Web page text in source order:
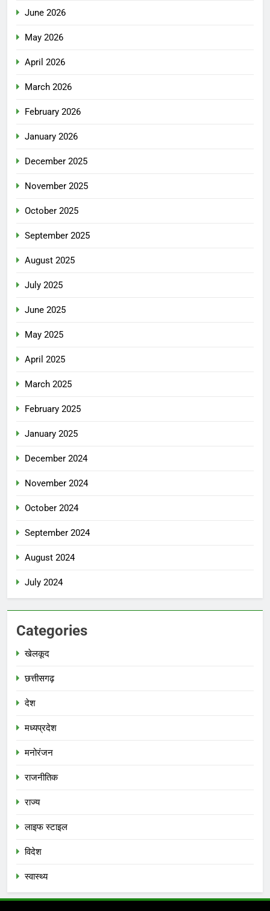
June 2026
May 2026
April 2026
March 2026
February 2026
January 2026
December 2025
November 2025
October 2025
September 2025
August 2025
July 2025
June 2025
May 2025
April 2025
March 2025
February 2025
January 2025
December 2024
November 2024
October 2024
September 2024
August 2024
July 2024
Categories
खेलकूद
छत्तीसगढ़
देश
मध्‍यप्रदेश
मनोरंजन
राजनीतिक
राज्य
लाइफ स्टाइल
विदेश
स्‍वास्‍थ्‍य